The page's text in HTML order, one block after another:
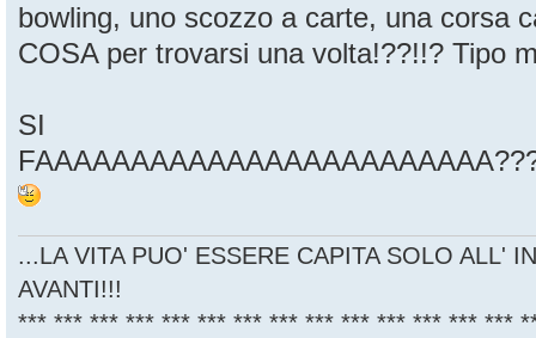
bowling, uno scozzo a carte, una corsa
COSA per trovarsi una volta!??!!? Tipo
SI
...LA VITA PUO' ESSERE CAPITA SOLO ALL'
AVANTI!!!
*** *** *** *** *** *** *** *** *** *** *** *** *** ***